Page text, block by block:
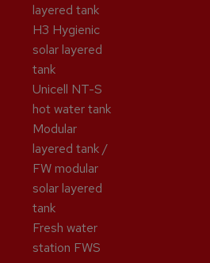
layered tank
H3 Hygienic
solar layered
tank
Unicell NT-S
hot water tank
Modular
layered tank /
FW modular
solar layered
tank
Fresh water
station FWS